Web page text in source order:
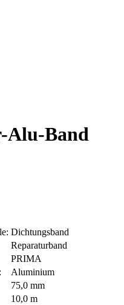
Alu-Band
Dichtungsband
Reparaturband
PRIMA
Aluminium
75,0 mm
10,0 m